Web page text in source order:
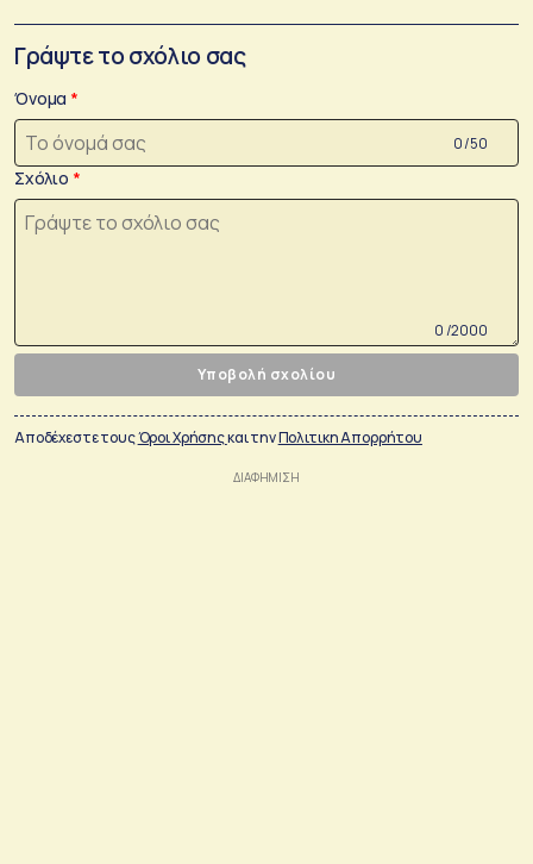
Γράψτε το σχόλιο σας
Όνομα
0 /50
Σχόλιο
0 /2000
Υποβολή σχολίου
Αποδέχεστε τουςΌροι Χρήσηςκαι τηνΠολιτικη Απορρήτου